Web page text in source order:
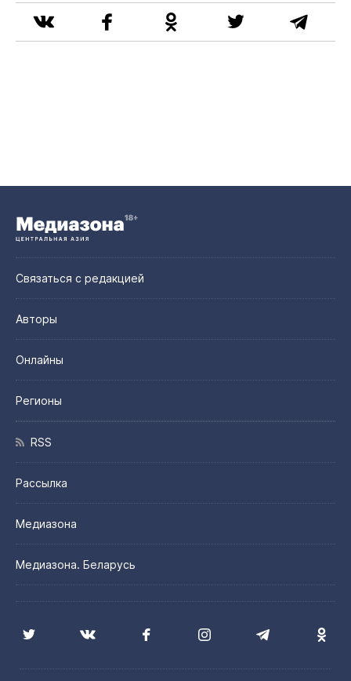
Связаться с редакцией
Авторы
Онлайны
Регионы
RSS
Рассылка
Медиазона
Медиазона. Беларусь